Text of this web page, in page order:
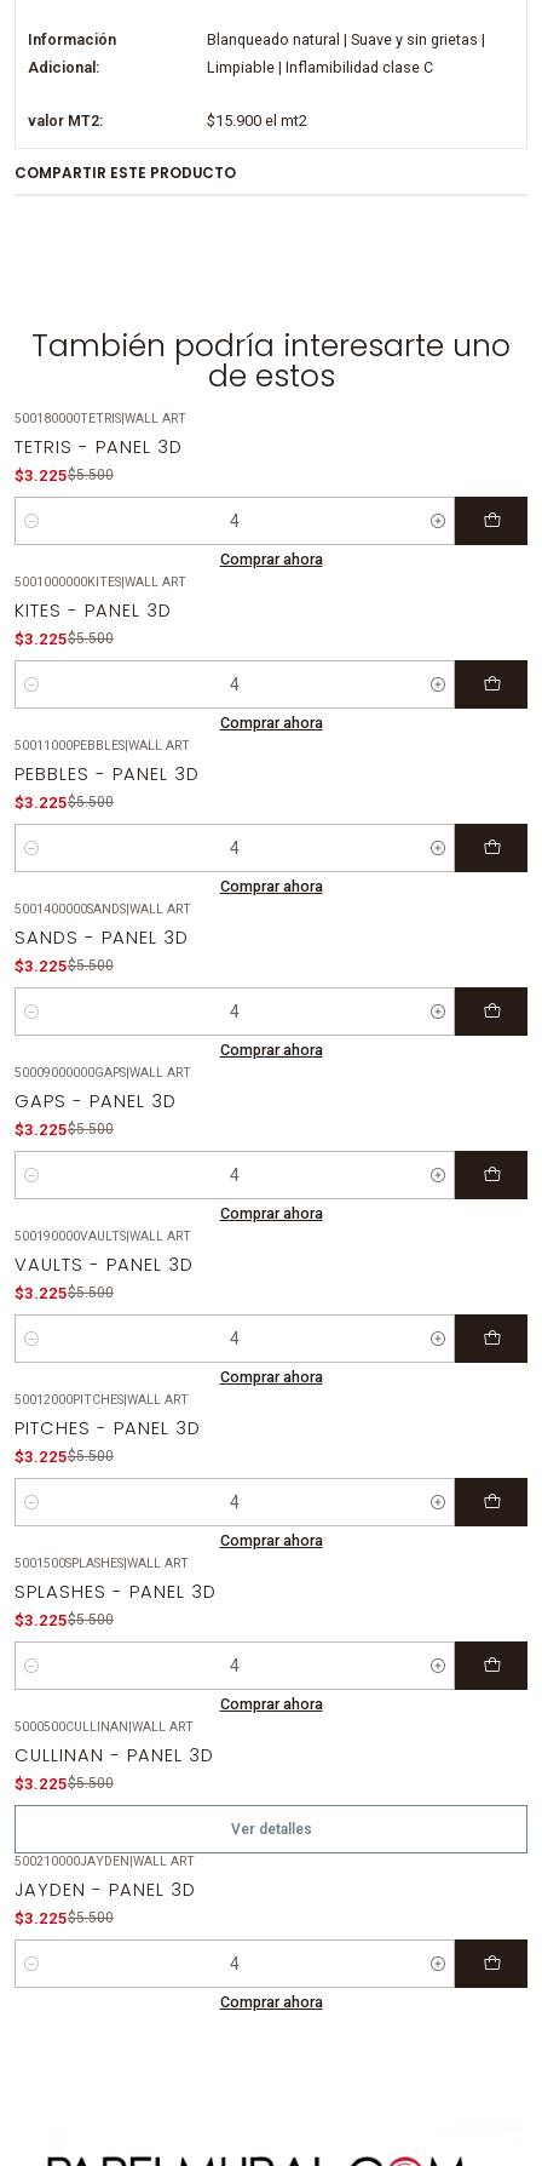
Información
Adicional:
Blanqueado natural | Suave y sin grietas |
Limpiable | Inflamibilidad clase C
valor MT2: $15.900 el mt2
COMPARTIR ESTE PRODUCTO
También podría interesarte uno
de estos
500180000TETRIS| WALL ART
TETRIS - PANEL 3D
$3.225$5.500
Cantidad
Comprar ahora
5001000000KITES| WALL ART
KITES - PANEL 3D
$3.225$5.500
Cantidad
Comprar ahora
50011000PEBBLES| WALL ART
PEBBLES - PANEL 3D
$3.225$5.500
Cantidad
Comprar ahora
5001400000SANDS| WALL ART
SANDS - PANEL 3D
$3.225$5.500
Cantidad
Comprar ahora
50009000000GAPS| WALL ART
GAPS - PANEL 3D
$3.225$5.500
Cantidad
Comprar ahora
500190000VAULTS| WALL ART
VAULTS - PANEL 3D
$3.225$5.500
Cantidad
Comprar ahora
50012000PITCHES| WALL ART
PITCHES - PANEL 3D
$3.225$5.500
Cantidad
Comprar ahora
5001500SPLASHES| WALL ART
SPLASHES - PANEL 3D
$3.225$5.500
Cantidad
Comprar ahora
Agotado
5000500CULLINAN WALL ART
CULLINAN - PANEL 3D
$3.225$5.500
Ver detalles
500210000JAYDEN WALL ART
JAYDEN - PANEL 3D
$3.225$5.500
Cantidad
Comprar ahora